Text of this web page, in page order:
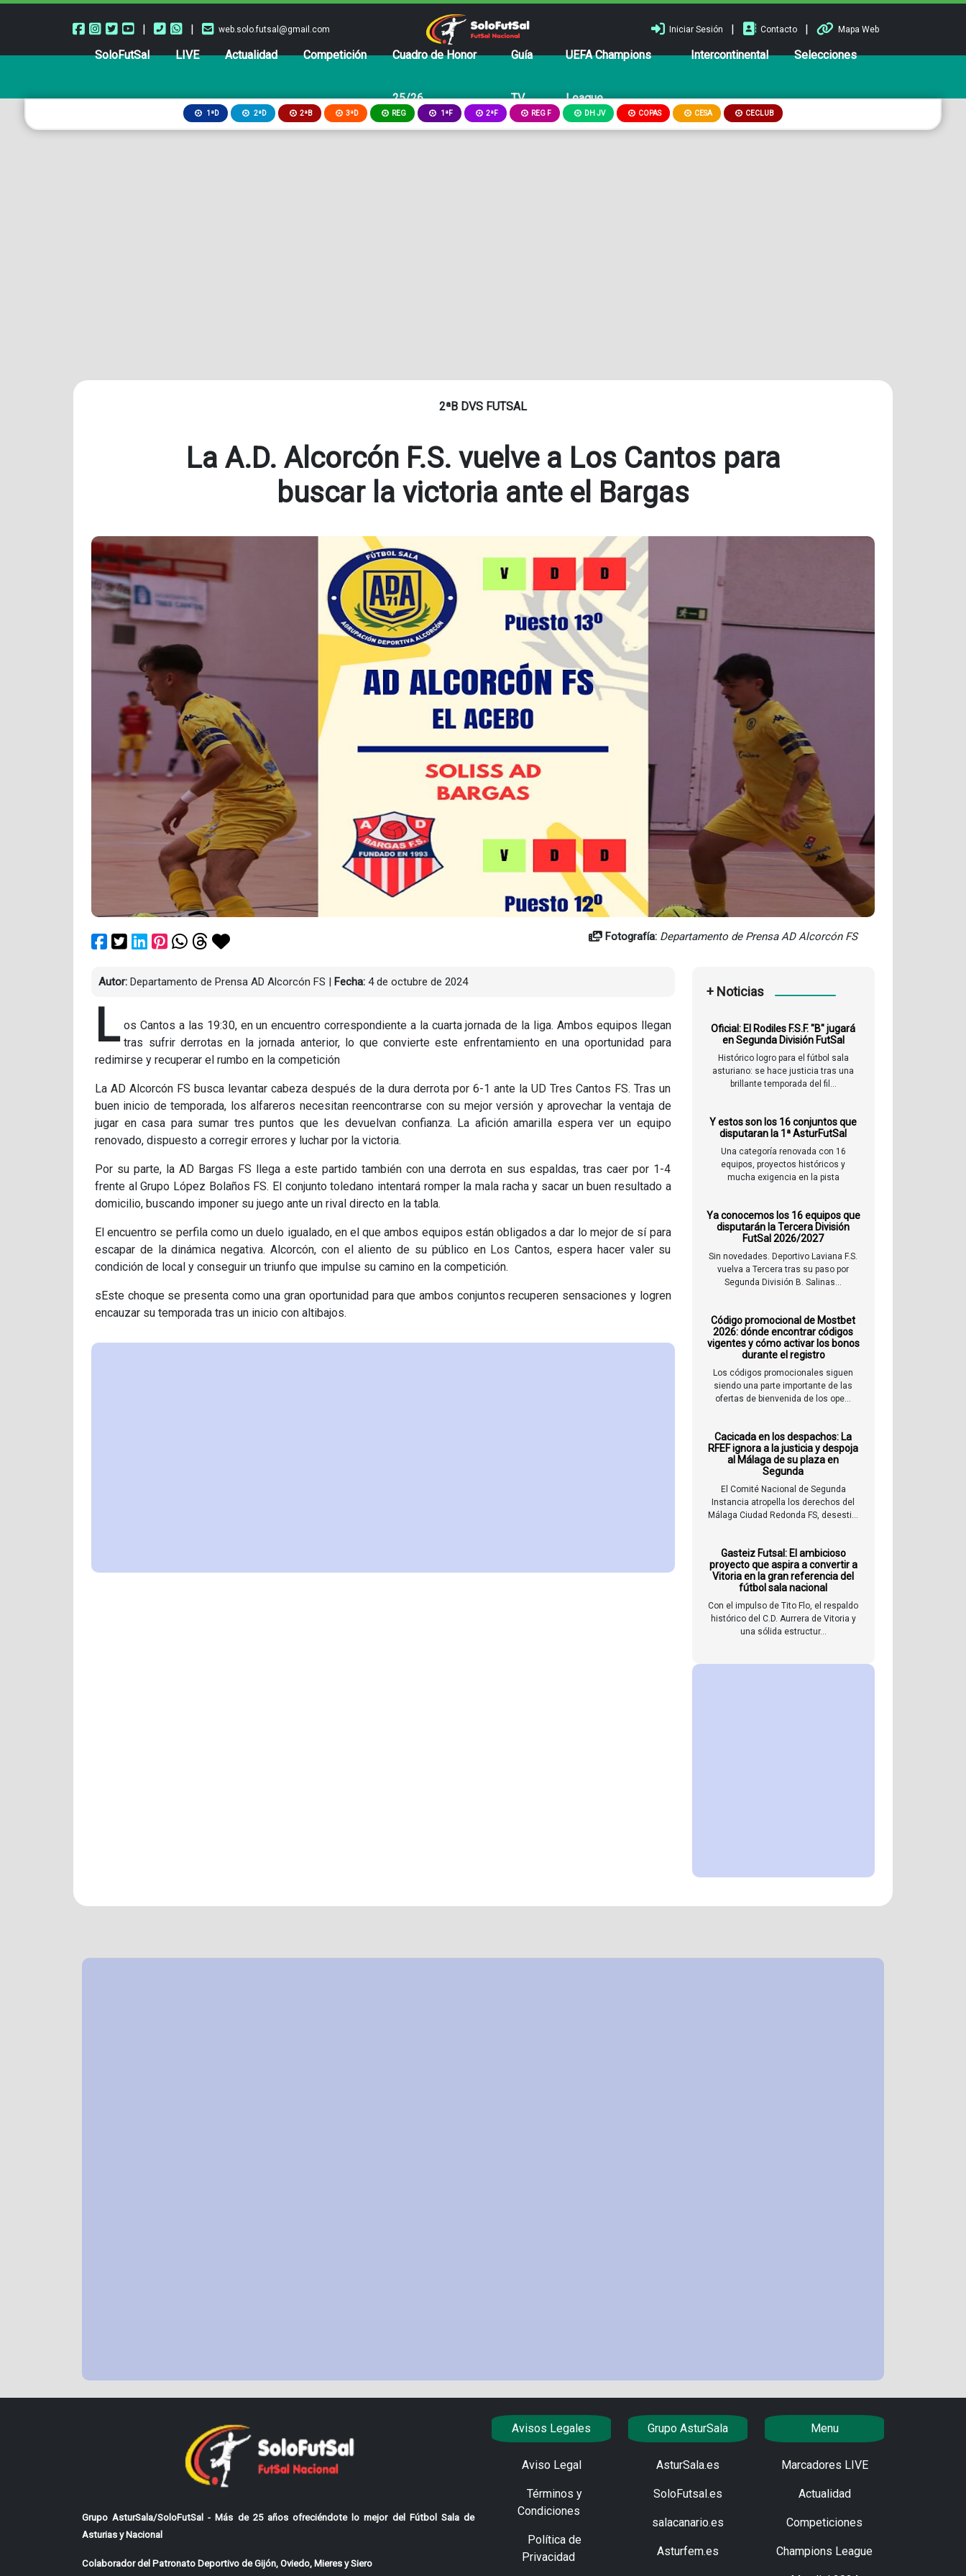
| | web.solo.futsal@gmail.com Iniciar Sesión | Contacto | Mapa Web
SoloFutSal LIVE Actualidad Competición Cuadro de Honor
25/26
Guía
TV
UEFA Champions
League
Intercontinental Selecciones
1ªD 2ªD 2ªB 3ªD REG 1ªF 2ªF REG F DH JV COPAS CESA CECLUB
2ªB DVS FUTSAL
La A.D. Alcorcón F.S. vuelve a Los Cantos para
buscar la victoria ante el Bargas
Fotografía: Departamento de Prensa AD Alcorcón FS
Autor: Departamento de Prensa AD Alcorcón FS Fecha: 4 de octubre de 2024
L os Cantos a las 19:30, en un encuentro correspondiente a la cuarta jornada de la liga. Ambos equipos llegan
tras sufrir derrotas en la jornada anterior, lo que convierte este enfrentamiento en una oportunidad para
redimirse y recuperar el rumbo en la competición
La AD Alcorcón FS busca levantar cabeza después de la dura derrota por 6-1 ante la UD Tres Cantos FS. Tras un
buen inicio de temporada, los alfareros necesitan reencontrarse con su mejor versión y aprovechar la ventaja de
jugar en casa para sumar tres puntos que les devuelvan confianza. La afición amarilla espera ver un equipo
renovado, dispuesto a corregir errores y luchar por la victoria.
Por su parte, la AD Bargas FS llega a este partido también con una derrota en sus espaldas, tras caer por 1-4
frente al Grupo López Bolaños FS. El conjunto toledano intentará romper la mala racha y sacar un buen resultado a
domicilio, buscando imponer su juego ante un rival directo en la tabla.
El encuentro se perfila como un duelo igualado, en el que ambos equipos están obligados a dar lo mejor de sí para
escapar de la dinámica negativa. Alcorcón, con el aliento de su público en Los Cantos, espera hacer valer su
condición de local y conseguir un triunfo que impulse su camino en la competición.
sEste choque se presenta como una gran oportunidad para que ambos conjuntos recuperen sensaciones y logren
encauzar su temporada tras un inicio con altibajos.
+ Noticias
Oficial: El Rodiles F.S.F. "B" jugará
en Segunda División FutSal
Histórico logro para el fútbol sala
asturiano: se hace justicia tras una
brillante temporada del fil...
Y estos son los 16 conjuntos que
disputaran la 1ª AsturFutSal
Una categoría renovada con 16
equipos, proyectos históricos y
mucha exigencia en la pista
Ya conocemos los 16 equipos que
disputarán la Tercera División
FutSal 2026/2027
Sin novedades. Deportivo Laviana F.S.
vuelva a Tercera tras su paso por
Segunda División B. Salinas...
Código promocional de Mostbet
2026: dónde encontrar códigos
vigentes y cómo activar los bonos
durante el registro
Los códigos promocionales siguen
siendo una parte importante de las
ofertas de bienvenida de los ope...
Cacicada en los despachos: La
RFEF ignora a la justicia y despoja
al Málaga de su plaza en
Segunda
El Comité Nacional de Segunda
Instancia atropella los derechos del
Málaga Ciudad Redonda FS, desesti...
Gasteiz Futsal: El ambicioso
proyecto que aspira a convertir a
Vitoria en la gran referencia del
fútbol sala nacional
Con el impulso de Tito Flo, el respaldo
histórico del C.D. Aurrera de Vitoria y
una sólida estructur...
Grupo AsturSala/SoloFutSal - Más de 25 años ofreciéndote lo mejor del Fútbol Sala de
Asturias y Nacional
Colaborador del Patronato Deportivo de Gijón, Oviedo, Mieres y Siero
Avisos Legales
Aviso Legal
Términos y
Condiciones
Política de
Privacidad
Grupo AsturSala
AsturSala.es
SoloFutsal.es
salacanario.es
Asturfem.es
Menu
Marcadores LIVE
Actualidad
Competiciones
Champions League